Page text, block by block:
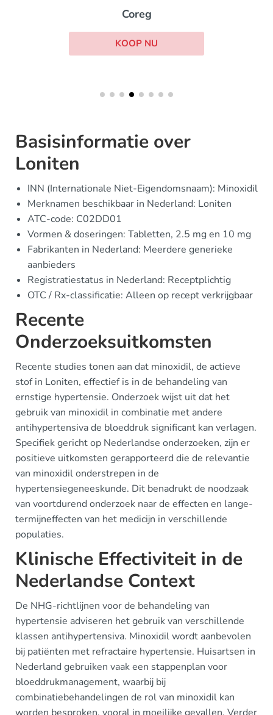
Coreg
KOOP NU
Basisinformatie over
Loniten
INN (Internationale Niet-Eigendomsnaam): Minoxidil
Merknamen beschikbaar in Nederland: Loniten
ATC-code: C02DD01
Vormen & doseringen: Tabletten, 2.5 mg en 10 mg
Fabrikanten in Nederland: Meerdere generieke
aanbieders
Registratiestatus in Nederland: Receptplichtig
OTC / Rx-classificatie: Alleen op recept verkrijgbaar
Recente
Onderzoeksuitkomsten
Recente studies tonen aan dat minoxidil, de actieve
stof in Loniten, effectief is in de behandeling van
ernstige hypertensie. Onderzoek wijst uit dat het
gebruik van minoxidil in combinatie met andere
antihypertensiva de bloeddruk significant kan verlagen.
Specifiek gericht op Nederlandse onderzoeken, zijn er
positieve uitkomsten gerapporteerd die de relevantie
van minoxidil onderstrepen in de
hypertensiegeneeskunde. Dit benadrukt de noodzaak
van voortdurend onderzoek naar de effecten en lange-
termijneffecten van het medicijn in verschillende
populaties.
Klinische Effectiviteit in de
Nederlandse Context
De NHG-richtlijnen voor de behandeling van
hypertensie adviseren het gebruik van verschillende
klassen antihypertensiva. Minoxidil wordt aanbevolen
bij patiënten met refractaire hypertensie. Huisartsen in
Nederland gebruiken vaak een stappenplan voor
bloeddrukmanagement, waarbij bij
combinatiebehandelingen de rol van minoxidil kan